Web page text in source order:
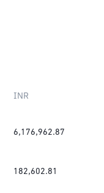
INR
6,176,962.87
182,602.81